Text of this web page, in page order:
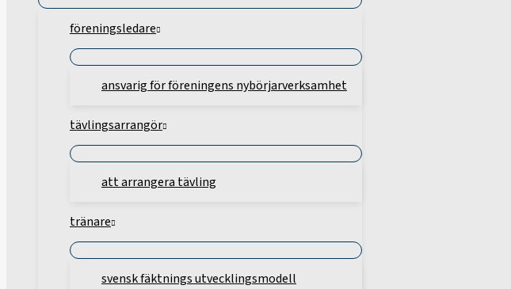
föreningsledare
ansvarig för föreningens nybörjarverksamhet
tävlingsarrangör
att arrangera tävling
tränare
svensk fäktnings utvecklingsmodell